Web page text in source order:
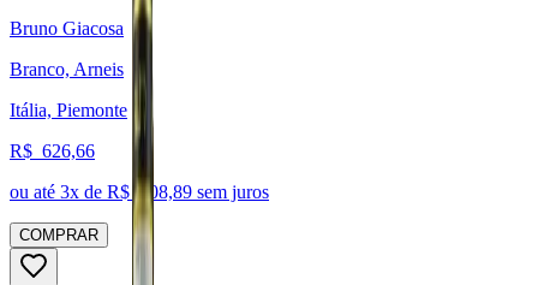
Bruno Giacosa
Branco, Arneis
Itália, Piemonte
R$ 626,66
ou até 3x de R$ 208,89 sem juros
COMPRAR